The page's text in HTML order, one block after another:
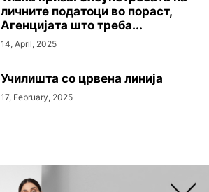
личните податоци во пораст,
Агенцијата што треба...
14, April, 2025
Училишта со црвена линија
17, February, 2025